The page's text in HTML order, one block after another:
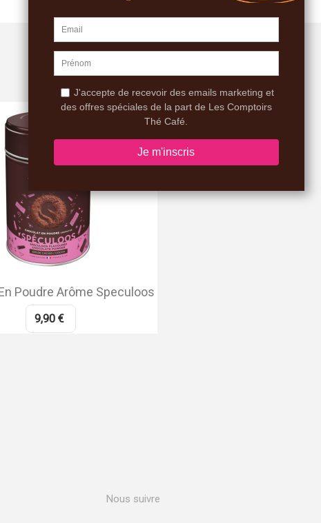
VOUS AIMEREZ AUSSI
Poudre Arôme Speculoos
9,90 €
Nous suivre